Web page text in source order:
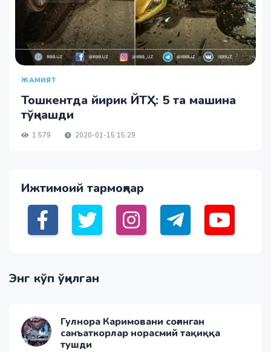
ЖАМИЯТ
Тошкентда йирик ЙТҲ: 5 та машина
тўқнашди
1 579 2020-01-15 15:29
Ижтимоий тармоқлар
Энг кўп ўқилган
Гулнора Каримовани соғинган
санъаткорлар норасмий тақиққа
тушди